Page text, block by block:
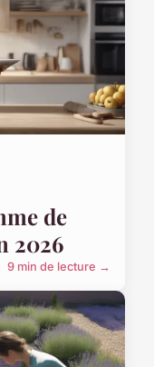
de
2026
9 min de lecture →